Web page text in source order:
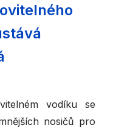
vodíku se
nosičů pro